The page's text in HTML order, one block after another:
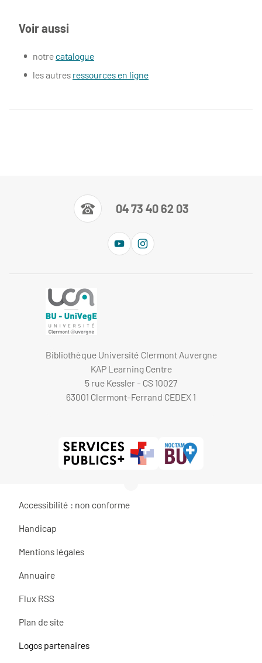
Voir aussi
notrecatalogue
les autres ressources en ligne
04 73 40 62 03
Bibliothèque Université Clermont Auvergne
KAP Learning Centre
5 rue Kessler - CS 10027
63001 Clermont-Ferrand CEDEX 1
Accessibilité : non conforme
Handicap
Mentions légales
Annuaire
Flux RSS
Plan de site
Logos partenaires